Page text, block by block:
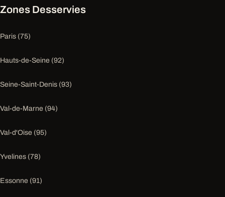
Zones Desservies
Paris (75)
Hauts-de-Seine (92)
Seine-Saint-Denis (93)
Val-de-Marne (94)
Val-d'Oise (95)
Yvelines (78)
Essonne (91)